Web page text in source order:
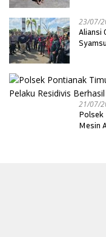
23/07/
Aliansi
21/07/
Polsek
Mesin